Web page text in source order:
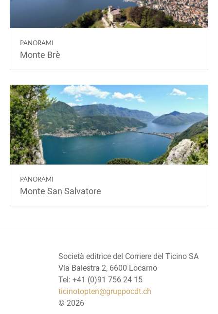
PANORAMI
Monte Brè
PANORAMI
Monte San Salvatore
Società editrice del Corriere del Ticino SA
Via Balestra 2, 6600 Locarno
Tel: +41 (0)91 756 24 15
ticinotopten@gruppocdt.ch
© 2026